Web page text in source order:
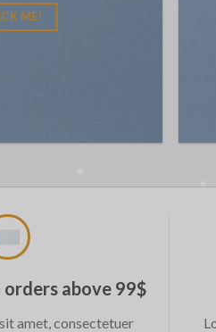
ME!
orders above 99$
amet, consectetuer